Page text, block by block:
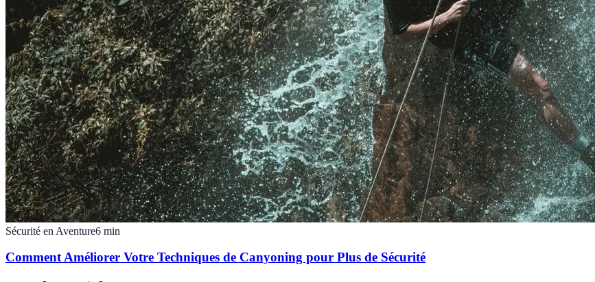
Sécurité en Aventure6 min
Comment Améliorer Votre Techniques de Canyoning pour Plus de Sécurité